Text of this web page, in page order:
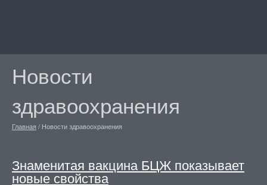
Новости
здравоохранения
Главная / Новости здравоохранения
Знаменитая вакцина БЦЖ показывает
новые свойства